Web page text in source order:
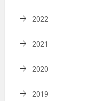
2022
2021
2020
2019